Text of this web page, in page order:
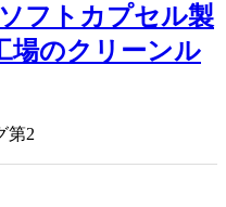
フトカプセル製
場のクリーンル
第2